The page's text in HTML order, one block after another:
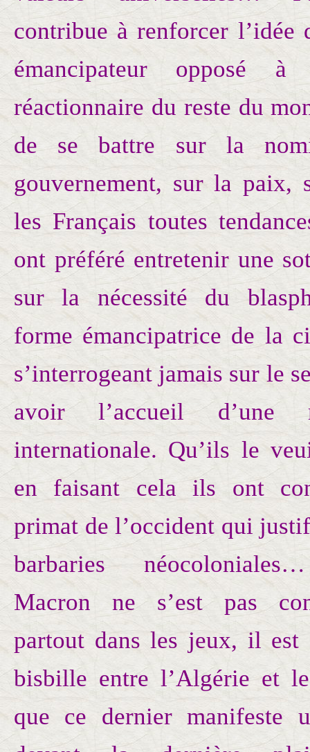
contribue à renforcer l’idée
émancipateur opposé
réactionnaire du reste du
de se battre sur la
gouvernement, sur la paix,
les Français toutes
ont préféré entretenir une
sur la nécessité du
forme émancipatrice de la
s’interrogeant jamais sur le
avoir l’accueil d’une
internationale. Qu’ils le
en faisant cela ils ont
primat de l’occident qui
barbaries
Macron ne s’est pas
partout dans les jeux, il
bisbille entre l’Algérie et
que ce dernier manifeste